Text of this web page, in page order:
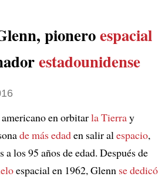
pioneroespacial
estadounidense
en orbitarla Tierray
de más edaden salir alespacio,
los 95 años de edad. Después de
espacial en 1962, Glenn se dedicó